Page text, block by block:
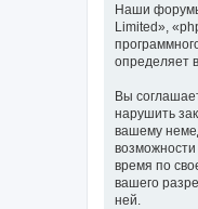
Наши
Limited»,
определяет
Вы
нарушить
вашему
время по
вашего
ней.